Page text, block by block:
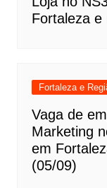
Fortaleza e
Fortaleza e
Vaga de
Marketing
em
(05/09)